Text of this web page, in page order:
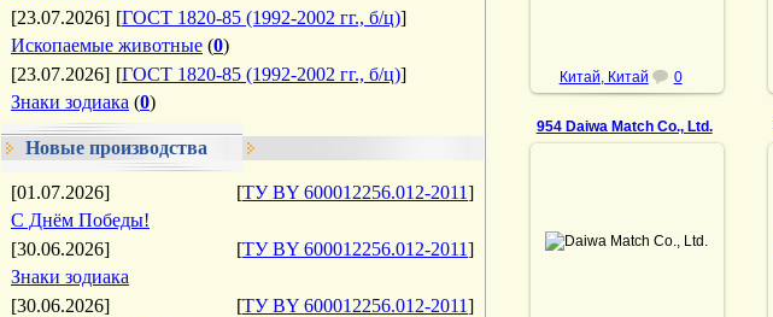
[23.07.2026] [ГОСТ 1820-85 (1992-2002 гг., б/ц)]
Ископаемые животные (0)
[23.07.2026] [ГОСТ 1820-85 (1992-2002 гг., б/ц)]
Знаки зодиака (0)
Новые производства
[01.07.2026] [ТУ BY 600012256.012-2011]
С Днём Победы!
[30.06.2026]
[ТУ BY 600012256.012-2011]
Знаки зодиака
[30.06.2026]
[ТУ BY 600012256.012-2011]
Китай, Китай 0
954 Daiwa Match Co., Ltd.
Daiwa Match Co., Ltd.